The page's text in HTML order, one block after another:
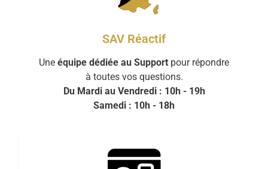
SAV Réactif
Une équipe dédiée au Support pour répondre
à toutes vos questions.
Du Mardi au Vendredi : 10h - 19h
Samedi : 10h - 18h